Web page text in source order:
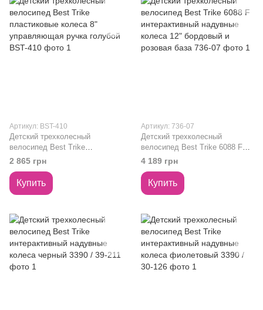
Артикул: BST-410
Детский трехколесный
велосипед Best Trike
пластиковые колеса 8"
управляющая ручка голубой
BST-410
2 865 грн
Купить
Артикул: 736-07
Детский трехколесный
велосипед Best Trike 6088 F
интерактивный надувные
колеса 12" бордовый и розовая
база 736-07
4 189 грн
Купить